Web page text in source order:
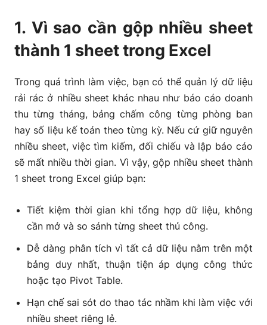
2.3 Cách gộp nhiều sheet thành 1 sheet trong
excel bằng hàm
1. Vì sao cần gộp nhiều sheet
thành 1 sheet trong Excel
Trong quá trình làm việc, bạn có thể quản lý dữ liệu
rải rác ở nhiều sheet khác nhau như báo cáo doanh
thu từng tháng, bảng chấm công từng phòng ban
hay số liệu kế toán theo từng kỳ. Nếu cứ giữ nguyên
nhiều sheet, việc tìm kiếm, đối chiếu và lập báo cáo
sẽ mất nhiều thời gian. Vì vậy, gộp nhiều sheet thành
1 sheet trong Excel giúp bạn:
Tiết kiệm thời gian khi tổng hợp dữ liệu, không
cần mở và so sánh từng sheet thủ công.
Dễ dàng phân tích vì tất cả dữ liệu nằm trên một
bảng duy nhất, thuận tiện áp dụng công thức
hoặc tạo Pivot Table.
Hạn chế sai sót do thao tác nhầm khi làm việc với
nhiều sheet riêng lẻ.